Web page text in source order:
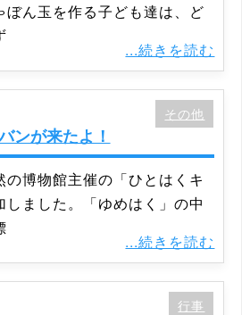
ぼん玉を作る子ども達は、ど
...続きを読む
ンが来たよ！
その他
博物館主催の「ひとはくキ
しました。「ゆめはく」の中
...続きを読む
行事